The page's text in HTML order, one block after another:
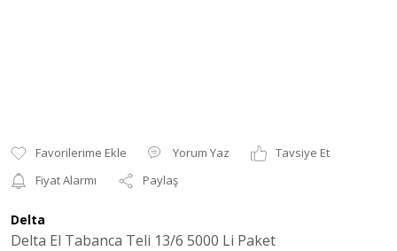
Yorum Yaz
Tavsiye Et
Fiyat Alarmı
Paylaş
Delta
Delta El Tabanca Teli 13/6 5000 Li Paket